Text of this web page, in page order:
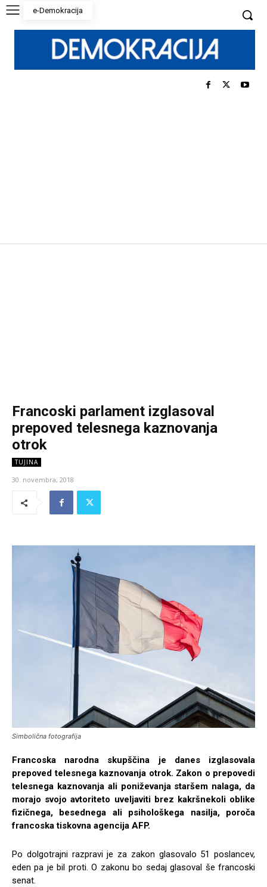
e-Demokracija
Francoski parlament izglasoval
prepoved telesnega kaznovanja
otrok
TUJINA
30. novembra, 2018
Simbolična fotografija
Francoska narodna skupščina je danes izglasovala
prepoved telesnega kaznovanja otrok. Zakon o prepovedi
telesnega kaznovanja ali poniževanja staršem nalaga, da
morajo svojo avtoriteto uveljaviti brez kakršnekoli oblike
fizičnega, besednega ali psihološkega nasilja, poroča
francoska tiskovna agencija AFP.
Po dolgotrajni razpravi je za zakon glasovalo 51 poslancev,
eden pa je bil proti. O zakonu bo sedaj glasoval še francoski
senat.